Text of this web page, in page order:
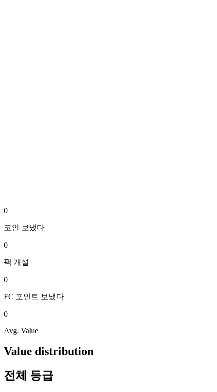
0
코인 보냈다
0
팩 개설
0
FC 포인트 보냈다
0
Avg. Value
Value distribution
전체 등급